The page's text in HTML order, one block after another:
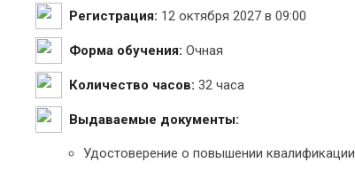
Регистрация: 12 октября 2027 в 09:00
Форма обучения: Очная
Количество часов: 32 часа
Выдаваемые документы:
Удостоверение о повышении квалификации